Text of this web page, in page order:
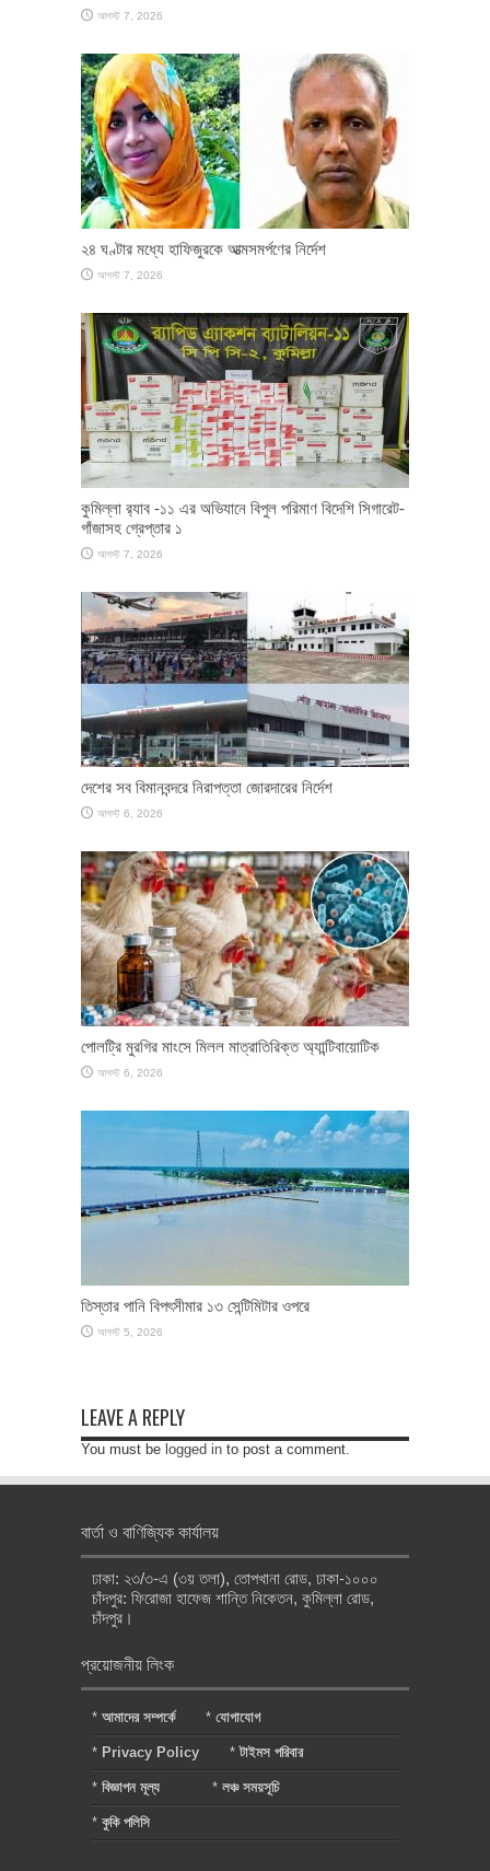
আগস্ট 7, 2026
২৪ ঘণ্টার মধ্যে হাফিজুরকে আত্মসমর্পণের নির্দেশ
আগস্ট 7, 2026
কুমিল্লা র‌্যাব -১১ এর অভিযানে বিপুল পরিমাণ বিদেশি সিগারেট-
গাঁজাসহ গ্রেপ্তার ১
আগস্ট 7, 2026
দেশের সব বিমানবন্দরে নিরাপত্তা জোরদারের নির্দেশ
আগস্ট 6, 2026
পোলট্রি মুরগির মাংসে মিলল মাত্রাতিরিক্ত অ্যান্টিবায়োটিক
আগস্ট 6, 2026
তিস্তার পানি বিপৎসীমার ১৩ সেন্টিমিটার ওপরে
আগস্ট 5, 2026
LEAVE A REPLY
You must be logged in to post a comment.
বার্তা ও বাণিজ্যিক কার্যালয়
ঢাকা: ২৩/৩-এ (৩য় তলা), তোপখানা রোড, ঢাকা-১০০০
চাঁদপুর: ফিরোজা হাফেজ শান্তি নিকেতন, কুমিল্লা রোড,
চাঁদপুর।
প্রয়োজনীয় লিংক
* আমাদের সম্পর্কে * যোগাযোগ
* Privacy Policy *টাইমস পরিবার
* বিজ্ঞাপন মূল্য * লঞ্চ সময়সূচি
* কুকি পলিসি